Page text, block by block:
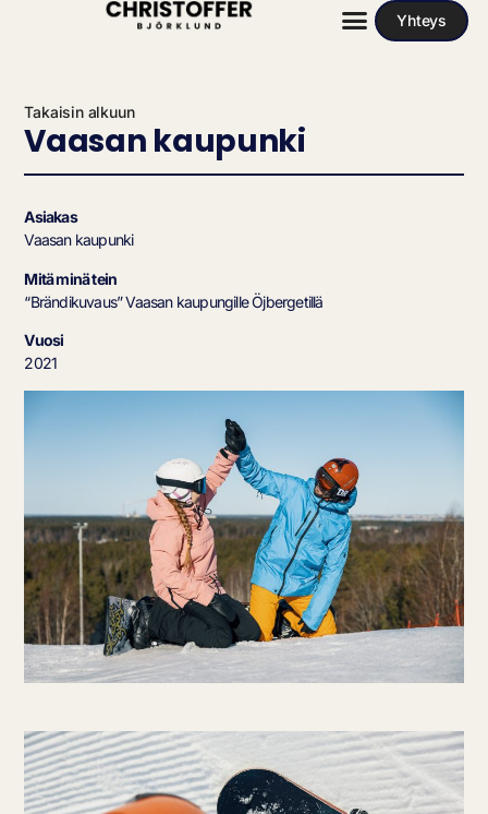
Yhteys
Takaisin alkuun
Vaasan kaupunki
Asiakas
Vaasan kaupunki
Mitä minä tein
“Brändikuvaus” Vaasan kaupungille Öjbergetillä
Vuosi
2021